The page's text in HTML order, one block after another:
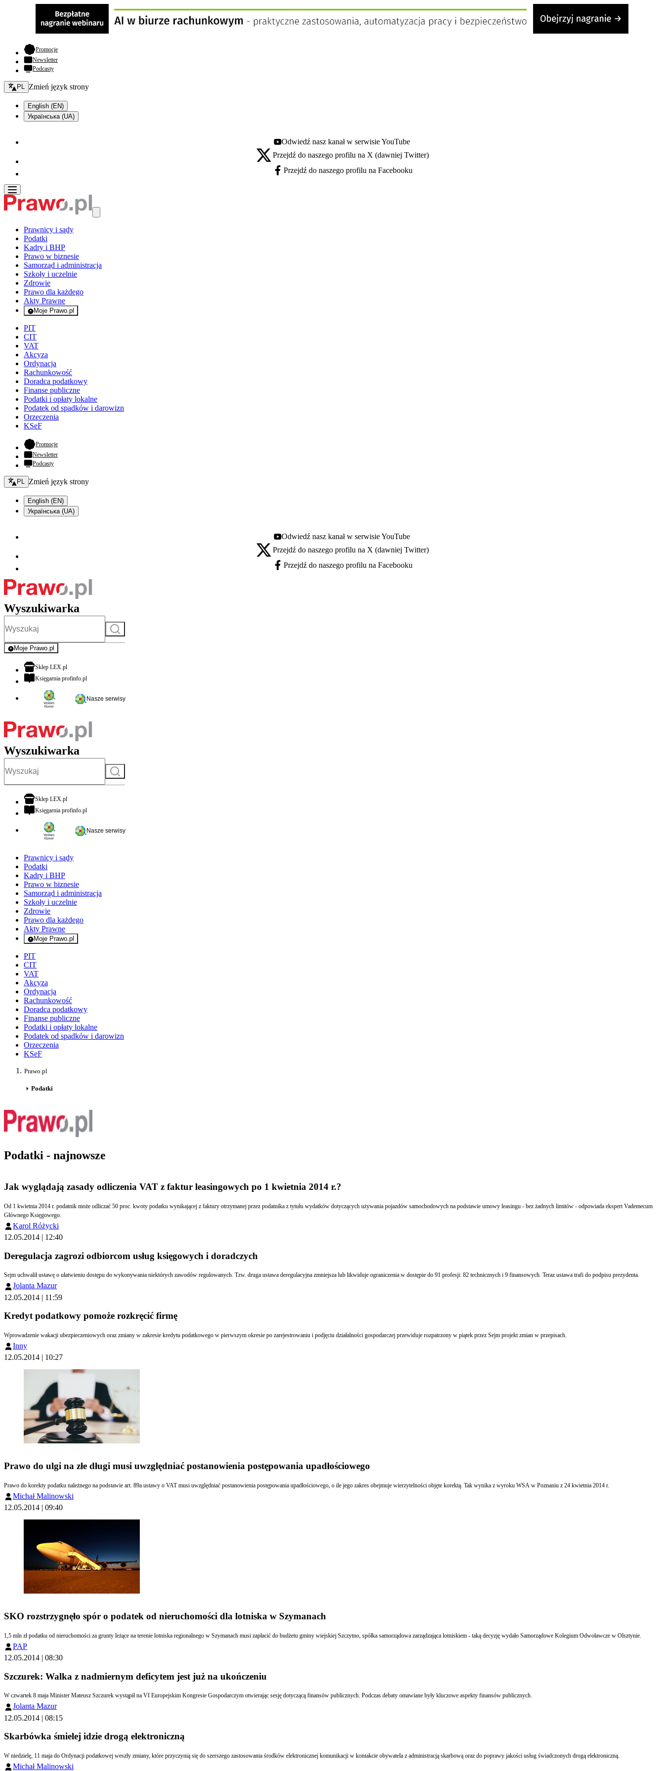
Promocje- otwiera się w nowej karcie
Newsletter
Podcasty
Zmień język - bieżący:
PL Zmień język strony
English (EN)
Українська (UA)
Youtube - otwiera się w nowej karcie
Odwiedź nasz kanał w serwisie YouTube
X - otwiera się w nowej karcie
Przejdź do naszego profilu na X (dawniej Twitter)
Facebook - otwiera się w nowej karcie
Przejdź do naszego profilu na Facebooku
Prawnicy i sądy
Podatki
Kadry i BHP
Prawo w biznesie
Samorząd i administracja
Szkoły i uczelnie
Zdrowie
Prawo dla każdego
Akty Prawne
Moje Prawo.pl
- rejestracja i logowanie do serwisu
PIT
CIT
VAT
Akcyza
Ordynacja
Rachunkowość
Doradca podatkowy
Finanse publiczne
Podatki i opłaty lokalne
Podatek od spadków i darowizn
Orzeczenia
KSeF
Promocje- otwiera się w nowej karcie
Newsletter
Podcasty
Zmień język - bieżący:
PL Zmień język strony
English (EN)
Українська (UA)
Youtube - otwiera się w nowej karcie
Odwiedź nasz kanał w serwisie YouTube
X - otwiera się w nowej karcie
Przejdź do naszego profilu na X (dawniej Twitter)
Facebook - otwiera się w nowej karcie
Przejdź do naszego profilu na Facebooku
Wyszukiwarka
Szukaj
Moje Prawo.pl
- rejestracja i logowanie do serwisu
Sklep LEX.plotwiera się w nowej karcie
Księgarnia profinfo.plotwiera się w nowej karcie
Nasze serwisy
Wyszukiwarka
Szukaj
Sklep LEX.plotwiera się w nowej karcie
Księgarnia profinfo.plotwiera się w nowej karcie
Nasze serwisy
Prawnicy i sądy
Podatki
Kadry i BHP
Prawo w biznesie
Samorząd i administracja
Szkoły i uczelnie
Zdrowie
Prawo dla każdego
Akty Prawne
Moje Prawo.pl
- rejestracja i logowanie do serwisu
PIT
CIT
VAT
Akcyza
Ordynacja
Rachunkowość
Doradca podatkowy
Finanse publiczne
Podatki i opłaty lokalne
Podatek od spadków i darowizn
Orzeczenia
KSeF
Prawo.pl
Podatki
Podatki - najnowsze
Jak wyglądają zasady odliczenia VAT z faktur leasingowych po 1 kwietnia 2014 r.?
Od 1 kwietnia 2014 r. podatnik może odliczać 50 proc. kwoty podatku wynikającej z faktury otrzymanej przez podatnika z tytułu wydatków dotyczących używania pojazdów samochodowych na podstawie umowy leasingu - bez żadnych limitów - odpowiada ekspert Vademecum
Głównego Księgowego.
Karol Różycki
12.05.2014 | 12:40
Deregulacja zagrozi odbiorcom usług księgowych i doradczych
Sejm uchwalił ustawę o ułatwieniu dostępu do wykonywania niektórych zawodów regulowanych. Tzw. druga ustawa deregulacyjna zmniejsza lub likwiduje ograniczenia w dostępie do 91 profesji: 82 technicznych i 9 finansowych. Teraz ustawa trafi do podpisu prezydenta.
Jolanta Mazur
12.05.2014 | 11:59
Kredyt podatkowy pomoże rozkręcić firmę
Wprowadzenie wakacji ubezpieczeniowych oraz zmiany w zakresie kredytu podatkowego w pierwszym okresie po zarejestrowaniu i podjęciu działalności gospodarczej przewiduje rozpatrzony w piątek przez Sejm projekt zmian w przepisach.
Inny
12.05.2014 | 10:27
Prawo do ulgi na złe długi musi uwzględniać postanowienia postępowania upadłościowego
Prawo do korekty podatku należnego na podstawie art. 89a ustawy o VAT musi uwzględniać postanowienia postępowania upadłościowego, o ile jego zakres obejmuje wierzytelności objęte korektą. Tak wynika z wyroku WSA w Poznaniu z 24 kwietnia 2014 r.
Michał Malinowski
12.05.2014 | 09:40
SKO rozstrzygnęło spór o podatek od nieruchomości dla lotniska w Szymanach
1,5 mln zł podatku od nieruchomości za grunty leżące na terenie lotniska regionalnego w Szymanach musi zapłacić do budżetu gminy wiejskiej Szczytno, spółka samorządowa zarządzająca lotniskiem - taką decyzję wydało Samorządowe Kolegium Odwoławcze w Olsztynie.
PAP
12.05.2014 | 08:30
Szczurek: Walka z nadmiernym deficytem jest już na ukończeniu
W czwartek 8 maja Minister Mateusz Szczurek wystąpił na VI Europejskim Kongresie Gospodarczym otwierając sesję dotyczącą finansów publicznych. Podczas debaty omawiane były kluczowe aspekty finansów publicznych.
Jolanta Mazur
12.05.2014 | 08:15
Skarbówka śmielej idzie drogą elektroniczną
W niedzielę, 11 maja do Ordynacji podatkowej weszły zmiany, które przyczynią się do szerszego zastosowania środków elektronicznej komunikacji w kontakcie obywatela z administracją skarbową oraz do poprawy jakości usług świadczonych drogą elektroniczną.
Michał Malinowski